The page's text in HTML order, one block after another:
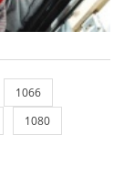
1066
1080